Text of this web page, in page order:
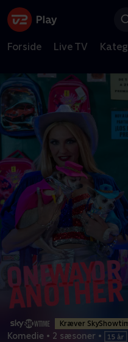
Forside Live TV
Kræver
Komedie • 2 sæsoner •